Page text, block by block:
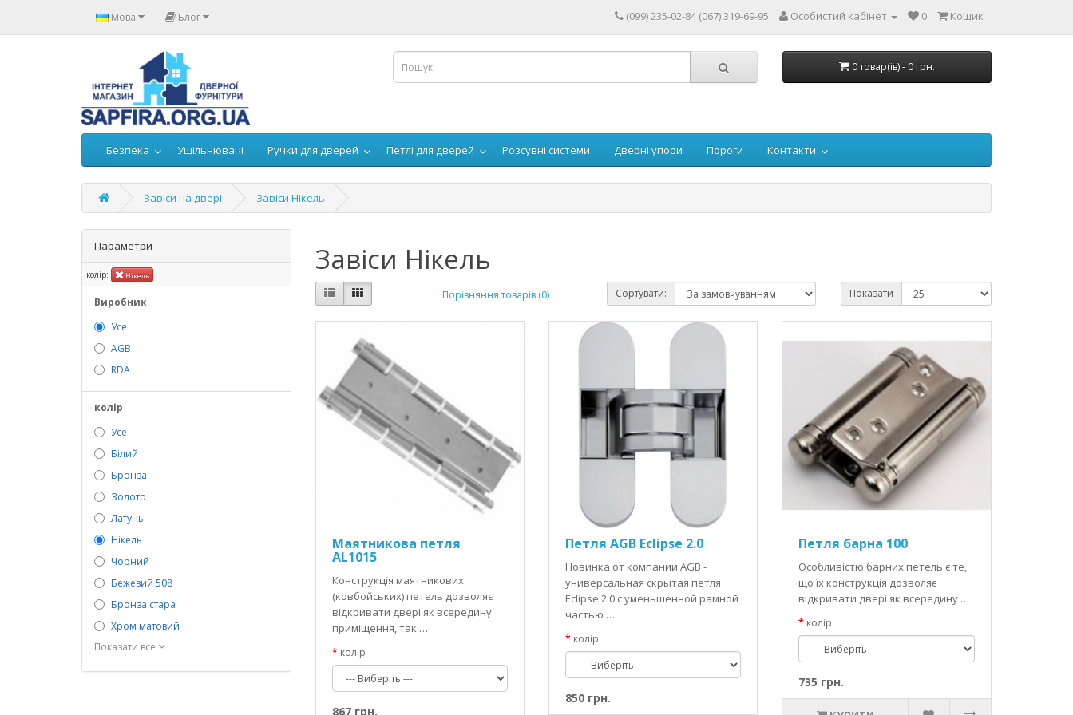
Мова Блог (099) 235-02-84 (067) 319-69-95 Особистий кабінет 0 Кошик
0 товар(ів) - 0 грн.
Безпека Ущільнювачі Ручки для дверей Петлі для дверей Розсувні системи Дверні упори Пороги Контакти
Завіси на двері Завіси Нікель
Параметри
колір: Нікель
Виробник
Усе
AGB
RDA
колір
Усе
Білий
Бронза
Золото
Латунь
Нікель
Чорний
Бежевий 508
Бронза стара
Хром матовий
Показати все
Завіси Нікель
Порівняння товарів (0) Сортувати: Показати
Маятникова петля
AL1015
Конструкція маятникових
(ковбойських) петель дозволяє
відкривати двері як всередину
приміщення, так …
колір
867 грн.
Петля AGB Eclipse 2.0
Новинка от компании AGB -
универсальная скрытая петля
Eclipse 2.0 с уменьшенной рамной
частью …
колір
850 грн.
Петля барна 100
Особливістю барних петель є те,
що їх конструкція дозволяє
відкривати двері як всередину …
колір
735 грн.